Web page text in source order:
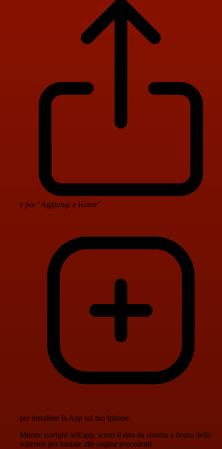
e poi "Aggiungi a Home"
per installare la App sul tuo Iphone.
Mentre navighi nell'app, scorri il dito da sinistra a destra dello
schermo per tornare alle pagine precedenti